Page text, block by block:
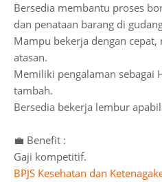
Bersedia membantu proses
dan penataan barang di
Mampu bekerja dengan
atasan.
Memiliki pengalaman sebagai
tambah.
Bersedia bekerja lembur
💼 Benefit :
Gaji kompetitif.
BPJS Kesehatan dan